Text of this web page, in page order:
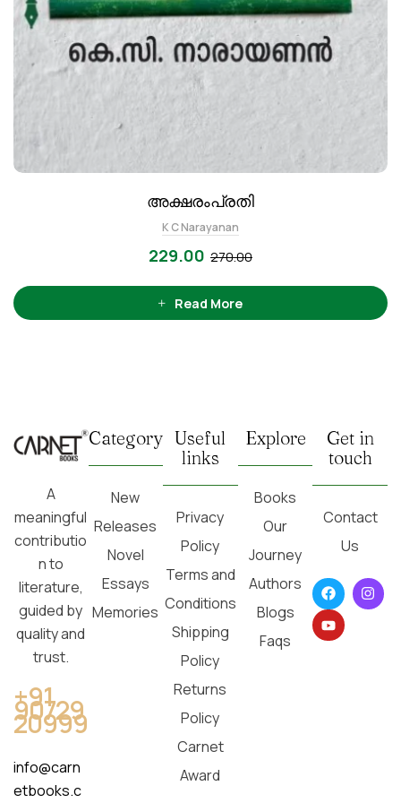
അക്ഷരംപ്രതി
K C Narayanan
270.00
229.00
Read More
A
meaningful
contributio
n to
literature,
guided by
quality and
trust.
+91
90729
20999
info@carn
etbooks.c
Category
New
Releases
Novel
Essays
Memories
Useful
links
Privacy
Policy
Terms and
Conditions
Shipping
Policy
Returns
Policy
Carnet
Award
Explore
Books
Our
Journey
Authors
Blogs
Faqs
Get in
touch
Contact
Us